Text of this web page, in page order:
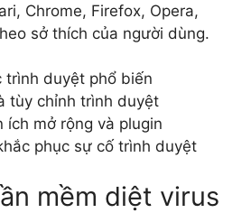
Chrome, Firefox, Opera,
sở thích của người dùng.
trình duyệt phổ biến
tùy chỉnh trình duyệt
ích mở rộng và plugin
phục sự cố trình duyệt
mềm diệt virus